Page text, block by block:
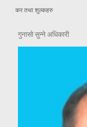
कर तथा शुल्कहरु
गुनासो सुन्ने अधिकारी